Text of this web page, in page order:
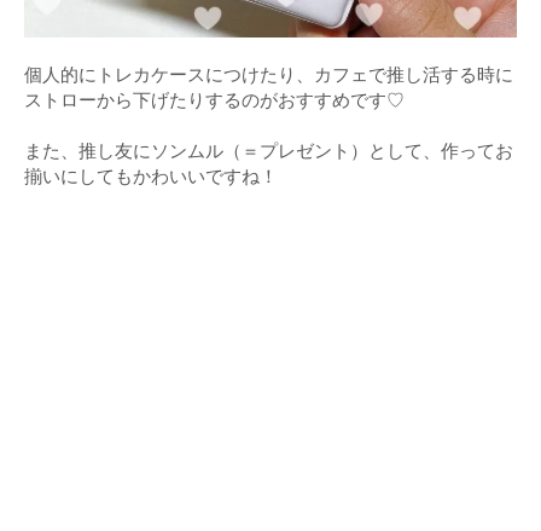
個人的にトレカケースにつけたり、カフェで推し活する時に
ストローから下げたりするのがおすすめです♡
また、推し友にソンムル（＝プレゼント）として、作ってお
揃いにしてもかわいいですね！